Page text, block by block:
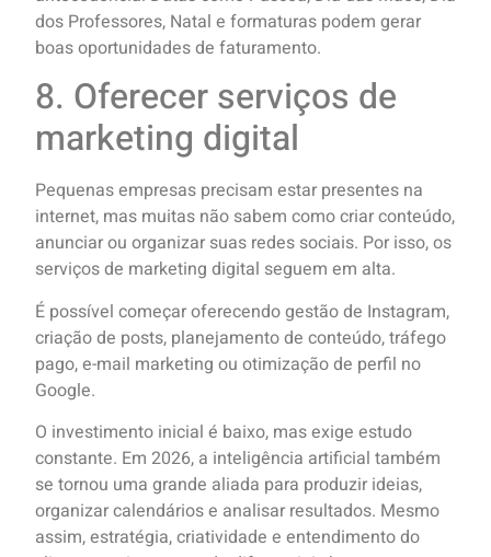
dos Professores, Natal e formaturas podem gerar
boas oportunidades de faturamento.
8. Oferecer serviços de
marketing digital
Pequenas empresas precisam estar presentes na
internet, mas muitas não sabem como criar conteúdo,
anunciar ou organizar suas redes sociais. Por isso, os
serviços de marketing digital seguem em alta.
É possível começar oferecendo gestão de Instagram,
criação de posts, planejamento de conteúdo, tráfego
pago, e-mail marketing ou otimização de perfil no
Google.
O investimento inicial é baixo, mas exige estudo
constante. Em 2026, a inteligência artificial também
se tornou uma grande aliada para produzir ideias,
organizar calendários e analisar resultados. Mesmo
assim, estratégia, criatividade e entendimento do